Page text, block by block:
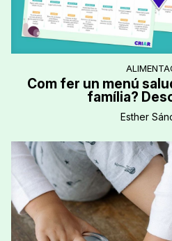
Com fer un menú
família?
Esther